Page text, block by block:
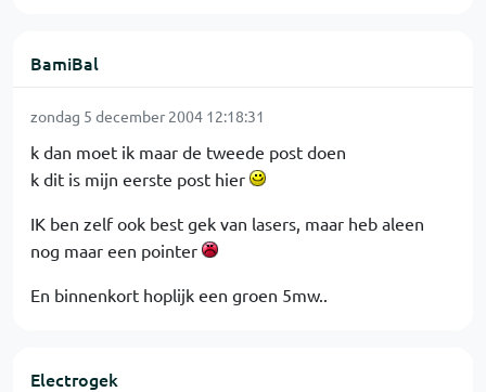
BamiBal
zondag 5 december 2004 12:18:31
k dan moet ik maar de tweede post doen
k dit is mijn eerste post hier
IK ben zelf ook best gek van lasers, maar heb aleen
nog maar een pointer
En binnenkort hoplijk een groen 5mw..
Electrogek